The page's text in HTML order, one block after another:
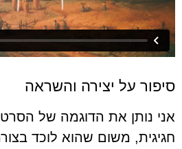
סיפור על יצירה והשראה
אני נותן את הדוגמה של
חגיגית, משום שהוא לוכד